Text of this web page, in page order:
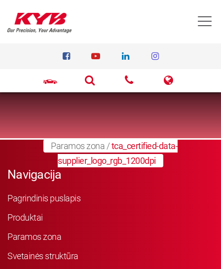
Paramos zona /tca_certified-data-
supplier_logo_rgb_1200dpi
Navigacija
Pagrindinis puslapis
Produktai
Paramos zona
Svetainės struktūra